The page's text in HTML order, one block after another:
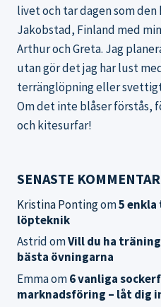
livet och tar dagen som
Jakobstad, Finland med
Arthur och Greta. Jag
utan gör det jag har lust
terränglöpning eller
Om det inte blåser förstås,
och kitesurfar!
SENASTE
Kristina Pontingom5
löpteknik
AstridomVill du ha
bästa övningarna
Emmaom6 vanliga
marknadsföring – låt dig